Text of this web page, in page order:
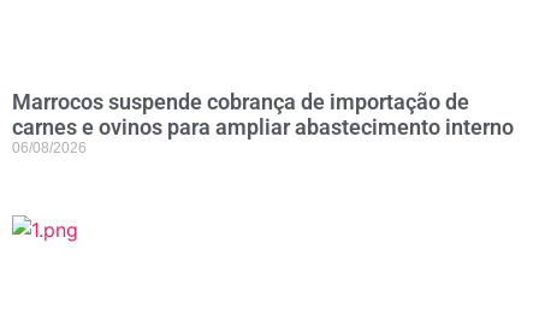
Marrocos suspende cobrança de importação de
carnes e ovinos para ampliar abastecimento interno
06/08/2026